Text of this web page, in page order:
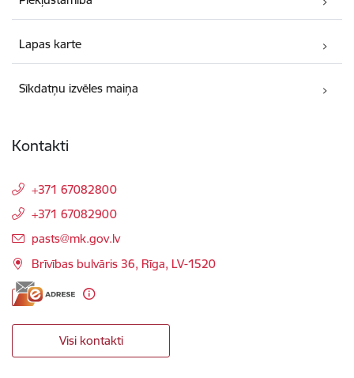
Lapas karte
Sīkdatņu izvēles maiņa
Kontakti
+371 67082800
+371 67082900
E-pasts:
pasts@mk.gov.lv
Brīvības bulvāris 36, Rīga, LV-1520
Visi kontakti